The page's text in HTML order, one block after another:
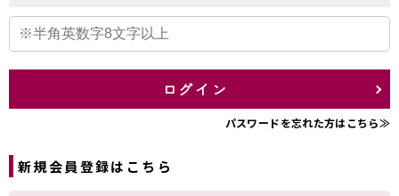
ログイン
パスワードを忘れた方はこちら≫
新規会員登録はこちら